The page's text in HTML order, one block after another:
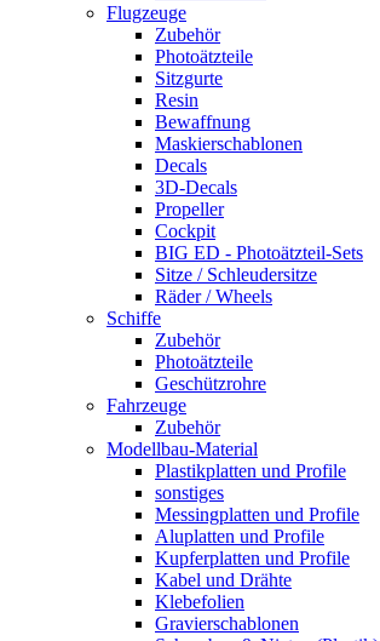
Flugzeuge
Zubehör
Photoätzteile
Sitzgurte
Resin
Bewaffnung
Maskierschablonen
Decals
3D-Decals
Propeller
Cockpit
BIG ED - Photoätzteil-Sets
Sitze / Schleudersitze
Räder / Wheels
Schiffe
Zubehör
Photoätzteile
Geschützrohre
Fahrzeuge
Zubehör
Modellbau-Material
Plastikplatten und Profile
sonstiges
Messingplatten und Profile
Aluplatten und Profile
Kupferplatten und Profile
Kabel und Drähte
Klebefolien
Gravierschablonen